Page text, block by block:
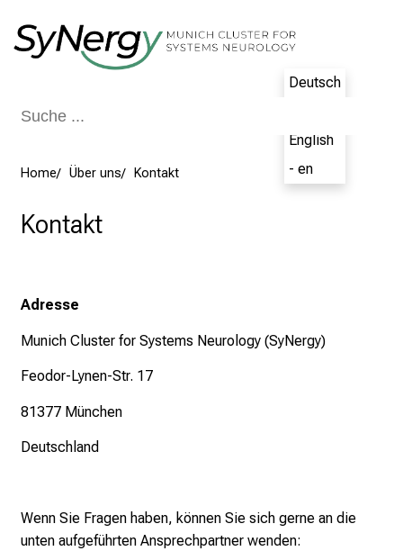
Deutsch
English
- en
Home Über uns Kontakt
Kontakt
Adresse
Munich Cluster for Systems Neurology (SyNergy)
Feodor-Lynen-Str. 17
81377 München
Deutschland
Wenn Sie Fragen haben, können Sie sich gerne an die
unten aufgeführten Ansprechpartner wenden: